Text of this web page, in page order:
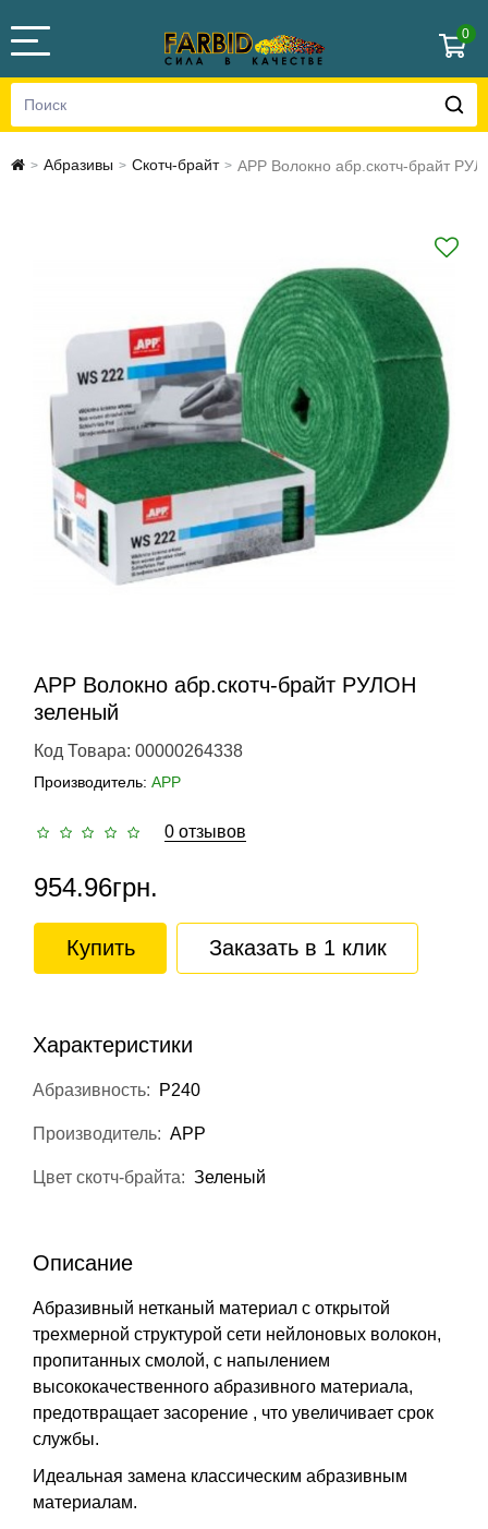
0
> Абразивы > Скотч-брайт > APP Волокно абр.скотч-брайт
APP Волокно абр.скотч-брайт РУЛОН
зеленый
Код Товара: 00000264338
Производитель: APP
0 отзывов
954.96грн.
Купить Заказать в 1 клик
Характеристики
Абразивность: P240
Производитель: APP
Цвет скотч-брайта: Зеленый
Описание
Абразивный нетканый материал с открытой
трехмерной структурой сети нейлоновых волокон,
пропитанных смолой, с напылением
высококачественного абразивного материала,
предотвращает засорение , что увеличивает срок
службы.
Идеальная замена классическим абразивным
материалам.